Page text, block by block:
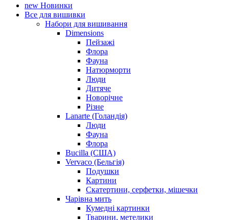
new Новинки
Все для вишивки
Набори для вишивання
Dimensions
Пейзажі
Флора
Фауна
Натюрморти
Люди
Дитяче
Новорічне
Різне
Lanarte (Голандія)
Люди
Фауна
Флора
Bucilla (США)
Vervaco (Бельгія)
Подушки
Картини
Скатертини, серфетки, мішечки
Чарiвна мить
Кумедні картинки
Тварини, метелики